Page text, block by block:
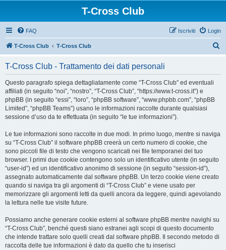
T-Cross Club
FAQ Login
Iscriviti
T-Cross Club T-Cross Club
T-Cross Club - Trattamento dei dati personali
Questo paragrafo spiega dettagliatamente come “T-Cross Club” ed eventuali
affiliati (in seguito “noi”, “nostro”, “T-Cross Club”, “https://www.t-cross.it”) e
phpBB (in seguito “essi”, “loro”, “phpBB software”, “www.phpbb.com”, “phpBB
Limited”, “phpBB Teams”) usano le informazioni raccolte durante qualsiasi
sessione d’uso da te effettuata (in seguito “le tue informazioni”).
Le tue informazioni sono raccolte in due modi. In primo luogo, mentre si naviga
su “T-Cross Club” il software phpBB creerà un certo numero di cookie, che
sono piccoli file di testo che vengono scaricati nei file temporanei del tuo
browser. I primi due cookie contengono solo un identificativo utente (in seguito
“user-id”) ed un identificativo anonimo di sessione (in seguito “session-id”),
assegnato automaticamente dal software phpBB. Un terzo cookie viene creato
quando si naviga tra gli argomenti di “T-Cross Club” e viene usato per
memorizzare gli argomenti letti da quelli ancora da leggere, quindi agevolando
la lettura nelle tue visite future.
Possiamo anche generare cookie esterni al software phpBB mentre navighi su
“T-Cross Club”, benché questi siano estranei agli scopi di questo documento
che intende trattare solo quelli creati dal software phpBB. Il secondo metodo di
raccolta delle tue informazioni è dato da quello che tu inserisci